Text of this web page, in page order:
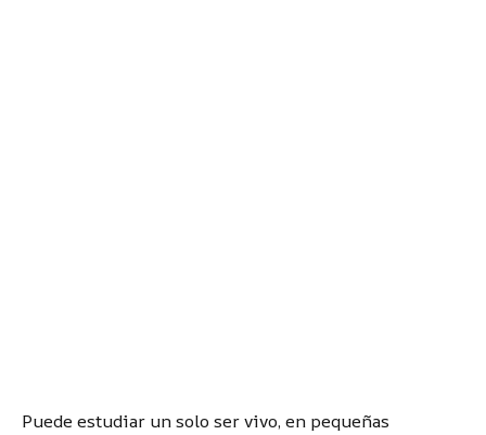
Puede estudiar un solo ser vivo, en pequeñas